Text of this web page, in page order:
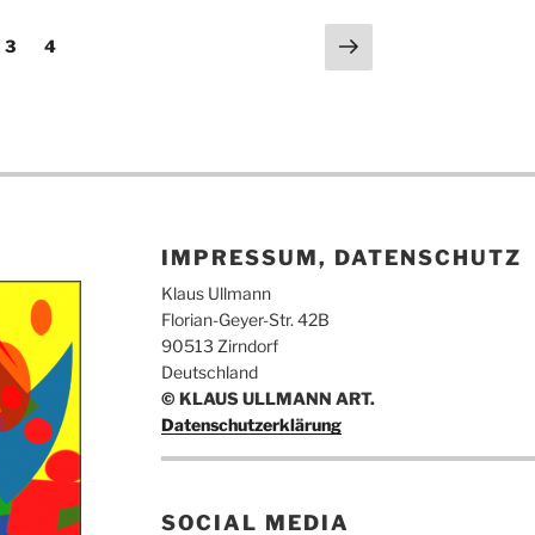
Seite
3 Seite
4
Nächste
Seite
IMPRESSUM, DATENSCHUTZ
Klaus Ullmann
Florian-Geyer-Str. 42B
90513 Zirndorf
Deutschland
© KLAUS ULLMANN ART.
Datenschutzerklärung
SOCIAL MEDIA